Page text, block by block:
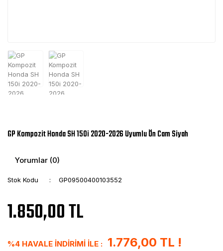
GP Kompozit Honda SH 150i 2020-2026 Uyumlu Ön Cam Siyah
Yorumlar (0)
Stok Kodu GP09500400103552
1.850,00 TL
%4 HAVALE İNDİRİMİ İLE : 1.776,00 TL !